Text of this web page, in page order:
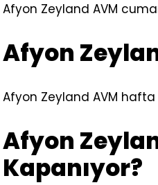
Afyon Zeyland AVM
Afyon
Afyon Zeyland AVM hafta
Afyon
Kapanıyor?